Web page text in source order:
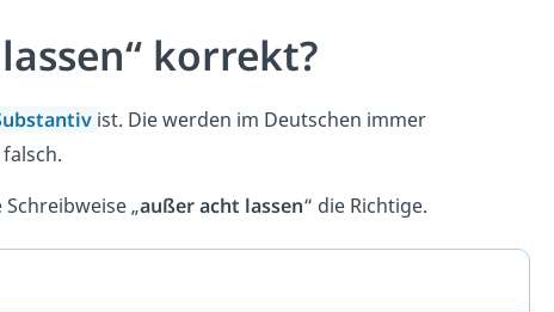
korrekt?
ist. Die werden im Deutschen immer
„außer acht lassen“ die Richtige.